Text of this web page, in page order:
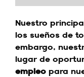
Nuestro
los sueños de
embargo,
lugar de
empleo para